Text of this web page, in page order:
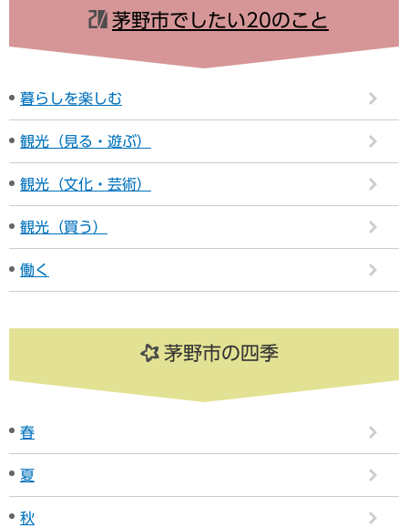
茅野市でしたい20のこと
暮らしを楽しむ
観光（見る・遊ぶ）
観光（文化・芸術）
観光（買う）
働く
茅野市の四季
春
夏
秋